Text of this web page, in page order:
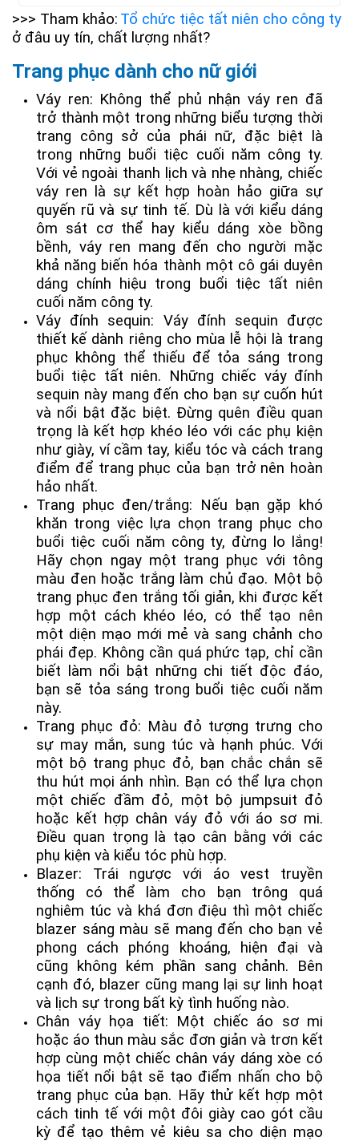
>>> Tham khảo: Tổ chức tiệc tất niên cho công ty
ở đâu uy tín, chất lượng nhất?
Trang phục dành cho nữ giới
Váy ren: Không thể phủ nhận váy ren đã
trở thành một trong những biểu tượng thời
trang công sở của phái nữ, đặc biệt là
trong những buổi tiệc cuối năm công ty.
Với vẻ ngoài thanh lịch và nhẹ nhàng, chiếc
váy ren là sự kết hợp hoàn hảo giữa sự
quyến rũ và sự tinh tế. Dù là với kiểu dáng
ôm sát cơ thể hay kiểu dáng xòe bồng
bềnh, váy ren mang đến cho người mặc
khả năng biến hóa thành một cô gái duyên
dáng chính hiệu trong buổi tiệc tất niên
cuối năm công ty.
Váy đính sequin: Váy đính sequin được
thiết kế dành riêng cho mùa lễ hội là trang
phục không thể thiếu để tỏa sáng trong
buổi tiệc tất niên. Những chiếc váy đính
sequin này mang đến cho bạn sự cuốn hút
và nổi bật đặc biệt. Đừng quên điều quan
trọng là kết hợp khéo léo với các phụ kiện
như giày, ví cầm tay, kiểu tóc và cách trang
điểm để trang phục của bạn trở nên hoàn
hảo nhất.
Trang phục đen/trắng: Nếu bạn gặp khó
khăn trong việc lựa chọn trang phục cho
buổi tiệc cuối năm công ty, đừng lo lắng!
Hãy chọn ngay một trang phục với tông
màu đen hoặc trắng làm chủ đạo. Một bộ
trang phục đen trắng tối giản, khi được kết
hợp một cách khéo léo, có thể tạo nên
một diện mạo mới mẻ và sang chảnh cho
phái đẹp. Không cần quá phức tạp, chỉ cần
biết làm nổi bật những chi tiết độc đáo,
bạn sẽ tỏa sáng trong buổi tiệc cuối năm
này.
Trang phục đỏ: Màu đỏ tượng trưng cho
sự may mắn, sung túc và hạnh phúc. Với
một bộ trang phục đỏ, bạn chắc chắn sẽ
thu hút mọi ánh nhìn. Bạn có thể lựa chọn
một chiếc đầm đỏ, một bộ jumpsuit đỏ
hoặc kết hợp chân váy đỏ với áo sơ mi.
Điều quan trọng là tạo cân bằng với các
phụ kiện và kiểu tóc phù hợp.
Blazer: Trái ngược với áo vest truyền
thống có thể làm cho bạn trông quá
nghiêm túc và khá đơn điệu thì một chiếc
blazer sáng màu sẽ mang đến cho bạn vẻ
phong cách phóng khoáng, hiện đại và
cũng không kém phần sang chảnh. Bên
cạnh đó, blazer cũng mang lại sự linh hoạt
và lịch sự trong bất kỳ tình huống nào.
Chân váy họa tiết: Một chiếc áo sơ mi
hoặc áo thun màu sắc đơn giản và trơn kết
hợp cùng một chiếc chân váy dáng xòe có
họa tiết nổi bật sẽ tạo điểm nhấn cho bộ
trang phục của bạn. Hãy thử kết hợp một
cách tinh tế với một đôi giày cao gót cầu
kỳ để tạo thêm vẻ kiêu sa cho diện mạo